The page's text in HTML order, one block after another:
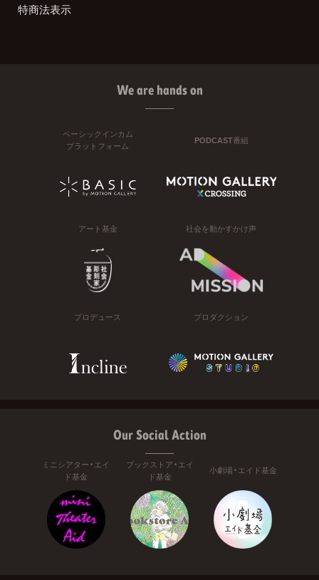
特商法表示
We are hands on
ベーシックインカム
プラットフォーム
PODCAST番組
アート基金 社会を動かすかけ声
プロデュース プロダクション
Our Social Action
ミニシアター・エイ
ド基金
ブックストア・エイ
ド基金
小劇場・エイド基金